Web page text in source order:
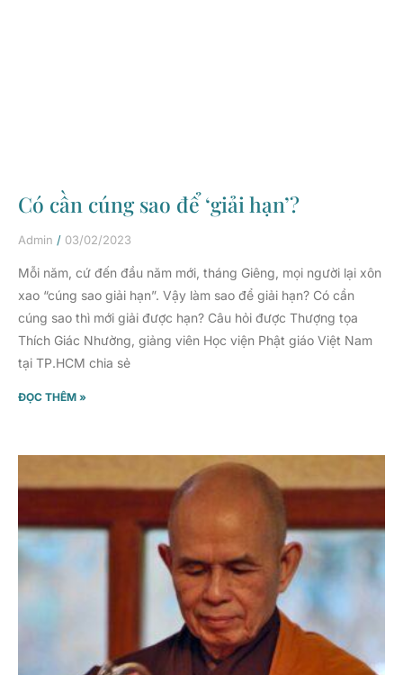
Có cần cúng sao để ‘giải hạn’?
Admin 03/02/2023
Mỗi năm, cứ đến đầu năm mới, tháng Giêng, mọi người lại xôn
xao “cúng sao giải hạn”. Vậy làm sao để giải hạn? Có cần
cúng sao thì mới giải được hạn? Câu hỏi được Thượng tọa
Thích Giác Nhường, giảng viên Học viện Phật giáo Việt Nam
tại TP.HCM chia sẻ
ĐỌC THÊM »